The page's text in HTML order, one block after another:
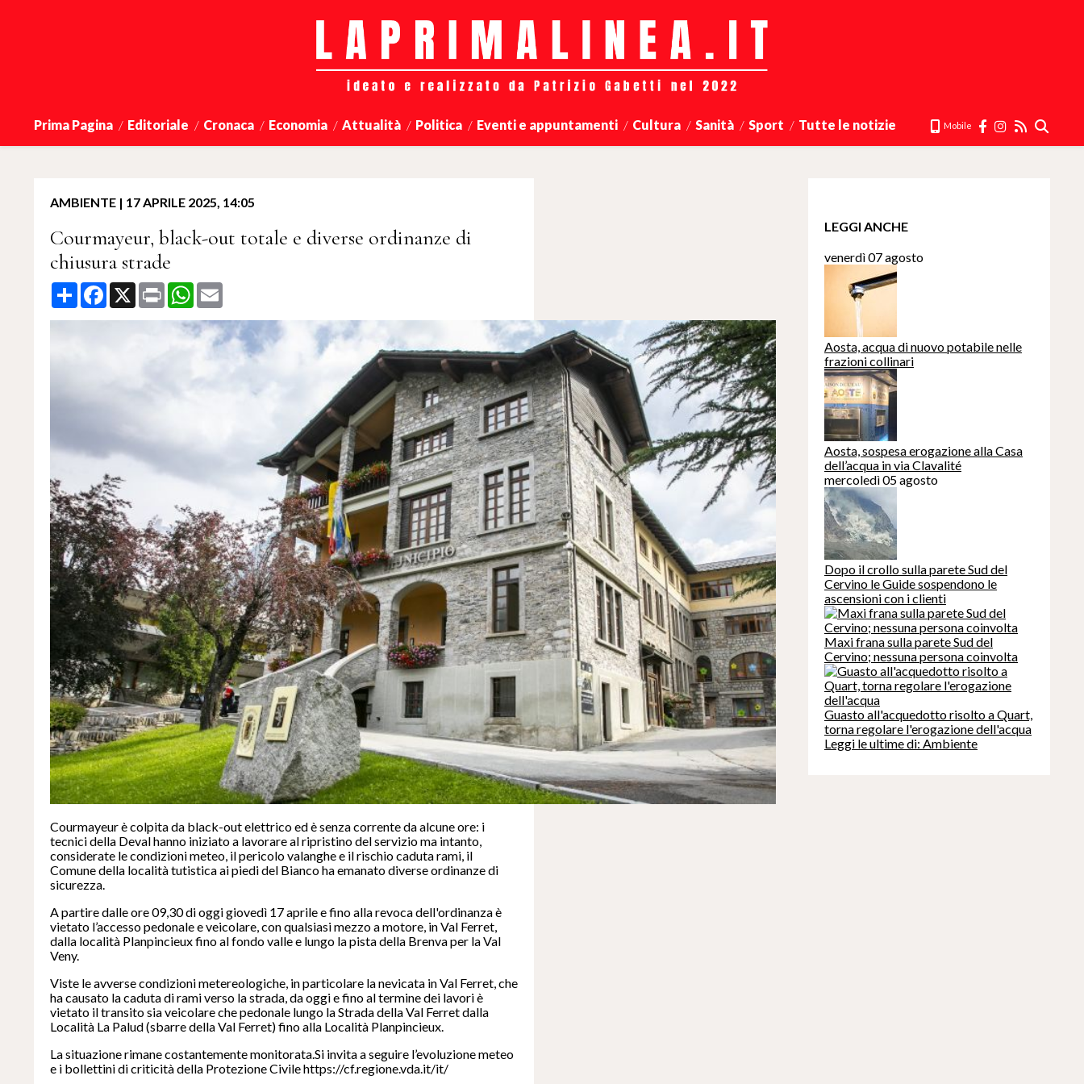
Prima Pagina Editoriale Cronaca Economia Attualità Politica Eventi e appuntamenti Cultura Sanità Sport Tutte le notizie Mobile
AMBIENTE | 17 APRILE 2025, 14:05
Courmayeur, black-out totale e diverse ordinanze di
chiusura strade
Share Facebook
X Print WhatsApp
Courmayeur è colpita da black-out elettrico ed è senza corrente da alcune ore: i
tecnici della Deval hanno iniziato a lavorare al ripristino del servizio ma intanto,
considerate le condizioni meteo, il pericolo valanghe e il rischio caduta rami, il
Comune della località tutistica ai piedi del Bianco ha emanato diverse ordinanze di
sicurezza.
A partire dalle ore 09,30 di oggi giovedì 17 aprile e fino alla revoca dell'ordinanza è
vietato l’accesso pedonale e veicolare, con qualsiasi mezzo a motore, in Val Ferret,
dalla località Planpincieux fino al fondo valle e lungo la pista della Brenva per la Val
Veny.
Viste le avverse condizioni metereologiche, in particolare la nevicata in Val Ferret, che
ha causato la caduta di rami verso la strada, da oggi e fino al termine dei lavori è
vietato il transito sia veicolare che pedonale lungo la Strada della Val Ferret dalla
Località La Palud (sbarre della Val Ferret) fino alla Località Planpincieux.
La situazione rimane costantemente monitorata.Si invita a seguire l’evoluzione meteo
e i bollettini di criticità della Protezione Civile https://cf.regione.vda.it/it/
LEGGI ANCHE
venerdì 07 agosto
Aosta, acqua di nuovo potabile nelle
frazioni collinari
Aosta, sospesa erogazione alla Casa
dell’acqua in via Clavalité
mercoledì 05 agosto
Dopo il crollo sulla parete Sud del
Cervino le Guide sospendono le
ascensioni con i clienti
Maxi frana sulla parete Sud del
Cervino; nessuna persona coinvolta
Guasto all'acquedotto risolto a Quart,
torna regolare l'erogazione dell'acqua
Leggi le ultime di: Ambiente